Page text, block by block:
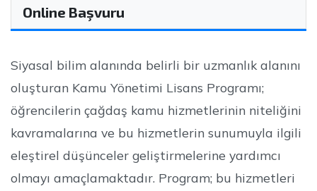
Online Başvuru
Siyasal bilim alanında belirli bir uzmanlık alanını
oluşturan Kamu Yönetimi Lisans Programı;
öğrencilerin çağdaş kamu hizmetlerinin niteliğini
kavramalarına ve bu hizmetlerin sunumuyla ilgili
eleştirel düşünceler geliştirmelerine yardımcı
olmayı amaçlamaktadır. Program; bu hizmetleri